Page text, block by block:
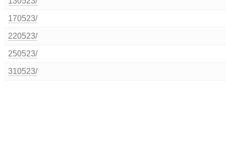
170523/
220523/
250523/
310523/